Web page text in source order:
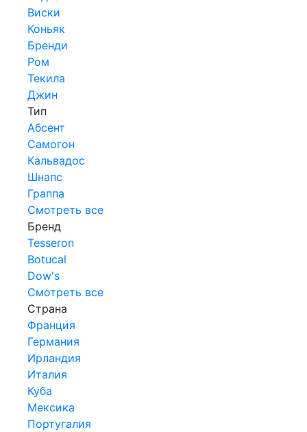
Виски
Коньяк
Бренди
Ром
Текила
Джин
Тип
Абсент
Самогон
Кальвадос
Шнапс
Граппа
Смотреть все
Бренд
Tesseron
Botucal
Dow's
Смотреть все
Страна
Франция
Германия
Ирландия
Италия
Куба
Мексика
Португалия